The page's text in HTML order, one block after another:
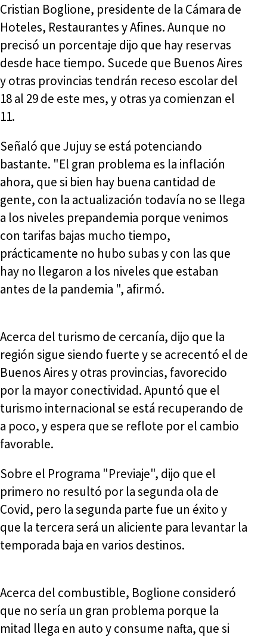
Cristian Boglione, presidente de la Cámara de
Hoteles, Restaurantes y Afines. Aunque no
precisó un porcentaje dijo que hay reservas
desde hace tiempo. Sucede que Buenos Aires
y otras provincias tendrán receso escolar del
18 al 29 de este mes, y otras ya comienzan el
11.
Señaló que Jujuy se está potenciando
bastante. "El gran problema es la inflación
ahora, que si bien hay buena cantidad de
gente, con la actualización todavía no se llega
a los niveles prepandemia porque venimos
con tarifas bajas mucho tiempo,
prácticamente no hubo subas y con las que
hay no llegaron a los niveles que estaban
antes de la pandemia ", afirmó.
Acerca del turismo de cercanía, dijo que la
región sigue siendo fuerte y se acrecentó el de
Buenos Aires y otras provincias, favorecido
por la mayor conectividad. Apuntó que el
turismo internacional se está recuperando de
a poco, y espera que se reflote por el cambio
favorable.
Sobre el Programa "Previaje", dijo que el
primero no resultó por la segunda ola de
Covid, pero la segunda parte fue un éxito y
que la tercera será un aliciente para levantar la
temporada baja en varios destinos.
Acerca del combustible, Boglione consideró
que no sería un gran problema porque la
mitad llega en auto y consume nafta, que si